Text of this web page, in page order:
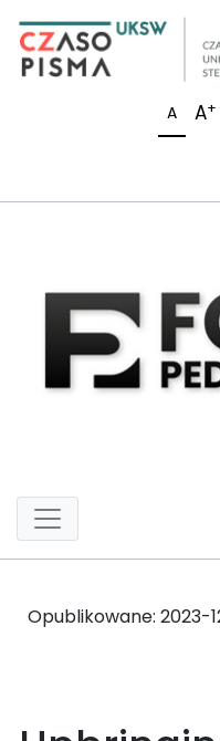
A A+
Opublikowane: 2023-